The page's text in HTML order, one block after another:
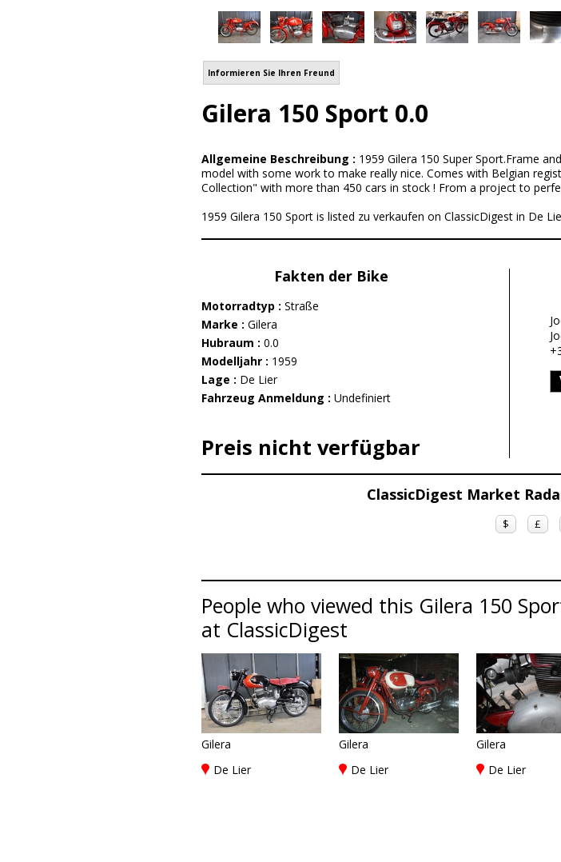
Informieren Sie Ihren Freund
Gilera 150 Sport 0.0
Allgemeine Beschreibung : 1959 Gilera 150 Super Sport.Frame
model with some work to make really nice. Comes with Belgian
Collection" with more than 450 cars in stock ! From a project to
1959 Gilera 150 Sport is listed zu verkaufen on ClassicDigest in De
Fakten der Bike
Motorradtyp : Straße
Marke : Gilera
Hubraum : 0.0
Modelljahr : 1959
Lage : De Lier
Fahrzeug Anmeldung : Undefiniert
Preis nicht verfügbar
ClassicDigest Market
$ £
People who viewed this Gilera 150
at ClassicDigest
Gilera
De Lier
Gilera
De Lier
Gilera
De Lier